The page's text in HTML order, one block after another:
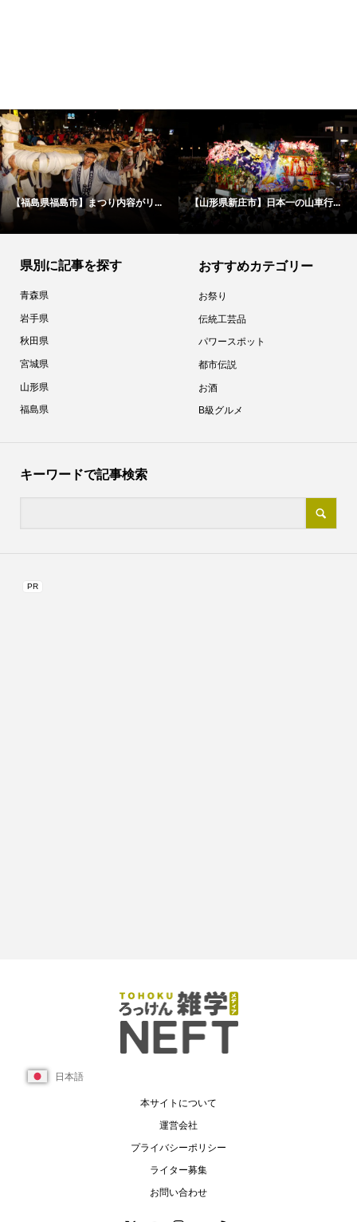
【福島県福島市】まつり内容がリ... 【山形県新庄市】日本一の山車行...
県別に記事を探す
青森県
岩手県
秋田県
宮城県
山形県
福島県
おすすめカテゴリー
お祭り
伝統工芸品
パワースポット
都市伝説
お酒
B級グルメ
キーワードで記事検索
日本語
本サイトについて
運営会社
プライバシーポリシー
ライター募集
お問い合わせ